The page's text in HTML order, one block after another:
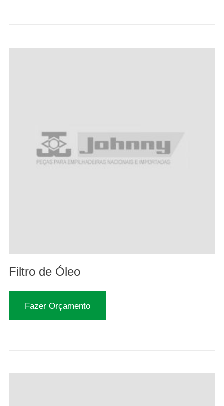
Filtro de Óleo
Fazer Orçamento